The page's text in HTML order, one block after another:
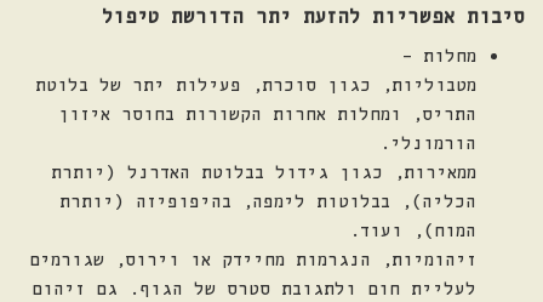
סיבות אפשריות להזעת יתר הדורשת טיפול
מחלות –
מטבוליות, כגון סוכרת, פעילות יתר של בלוטת
התריס, ומחלות אחרות הקשורות בחוסר איזון
הורמונלי.
ממאירות, כגון גידול בבלוטת האדרנל (יותרת
הכליה), בבלוטות לימפה, בהיפופיזה (יותרת
המוח), ועוד.
זיהומיות, הנגרמות מחיידק או וירוס, שגורמים
לעליית חום ולתגובת סטרס של הגוף. גם זיהום